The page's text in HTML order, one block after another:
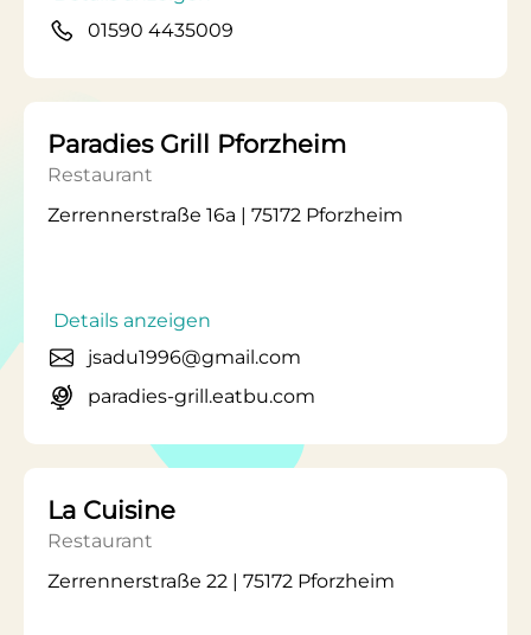
01590 4435009
Paradies Grill Pforzheim
Restaurant
Zerrennerstraße 16a | 75172 Pforzheim
Details anzeigen
jsadu1996@gmail.com
paradies-grill.eatbu.com
La Cuisine
Restaurant
Zerrennerstraße 22 | 75172 Pforzheim